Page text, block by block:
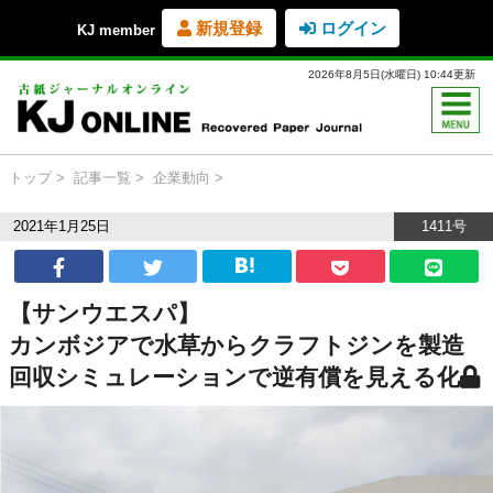
KJ member 新規登録 ログイン
2026年8月5日(水曜日) 10:44更新
トップ 記事一覧 企業動向
2021年1月25日 1411号
【サンウエスパ】
カンボジアで水草からクラフトジンを製造
回収シミュレーションで逆有償を見える化